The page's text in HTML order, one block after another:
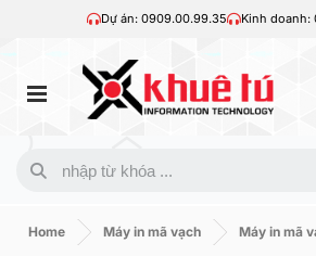
Dự án: 0909.00.99.35 Kinh doanh:
Home Máy in mã vạch Máy in mã